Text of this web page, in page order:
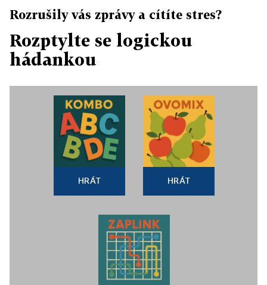
Rozrušily vás zprávy a cítíte stres?
Rozptylte se logickou
hádankou
HRÁT HRÁT